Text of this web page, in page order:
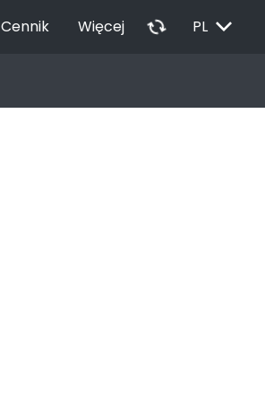
Cennik Więcej autorenew PL EXPAND_MORE